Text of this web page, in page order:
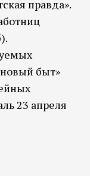
правда».
быт»
23 апреля